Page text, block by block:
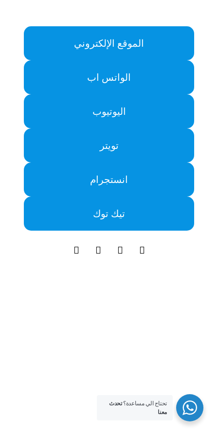
الموقع الإلكتروني
الواتس اب
اليوتيوب
تويتر
انستجرام
تيك توك
تحتاج الي مساعدة؟تحدث
معنا